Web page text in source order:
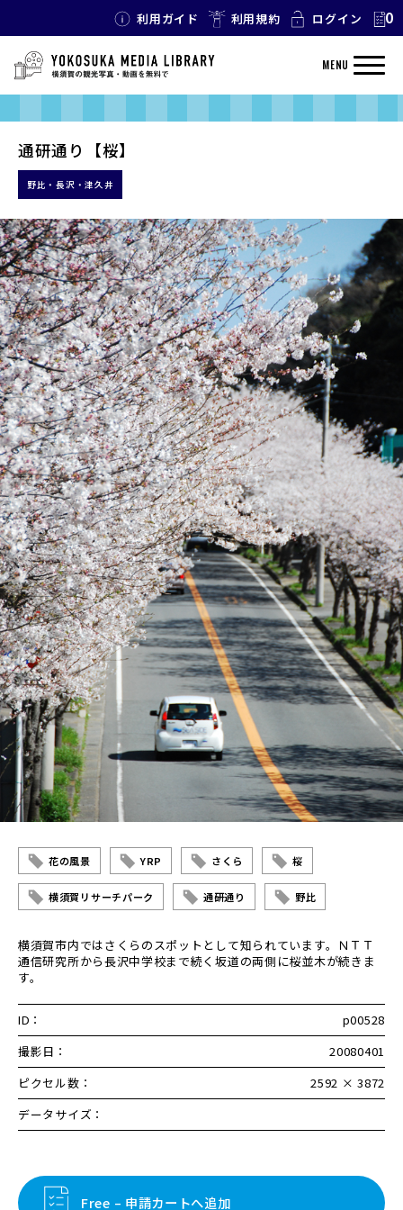
利用ガイド 利用規約 ログイン 0
MENU
通研通り【桜】
野比・長沢・津久井
花の風景 YRP さくら 桜
横須賀リサーチパーク 通研通り 野比
横須賀市内ではさくらのスポットとして知られています。ＮＴＴ
通信研究所から長沢中学校まで続く坂道の両側に桜並木が続きま
す。
ID：
p00528
撮影日：
20080401
ピクセル数：
2592 × 3872
データサイズ：
Free – 申請カートへ追加